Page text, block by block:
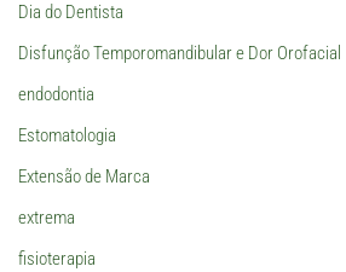
Dia do Dentista
Disfunção Temporomandibular e Dor Orofacial
endodontia
Estomatologia
Extensão de Marca
extrema
fisioterapia